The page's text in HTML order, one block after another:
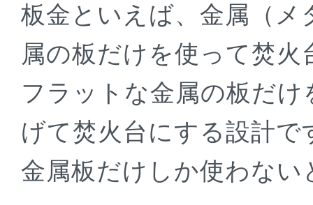
板金といえば、金属（
属の板だけを使って焚
フラットな金属の板だ
げて焚火台にする設計で
金属板だけしか使わな